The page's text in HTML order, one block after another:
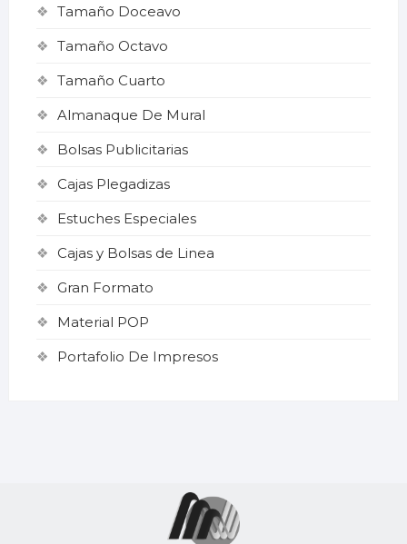
Tamaño Doceavo
Tamaño Octavo
Tamaño Cuarto
Almanaque De Mural
Bolsas Publicitarias
Cajas Plegadizas
Estuches Especiales
Cajas y Bolsas de Linea
Gran Formato
Material POP
Portafolio De Impresos